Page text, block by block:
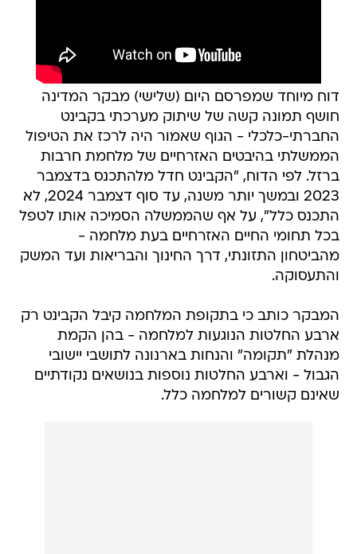
דוח מיוחד שמפרסם היום (שלישי) מבקר המדינה
חושף תמונה קשה של שיתוק מערכתי בקבינט
החברתי-כלכלי - הגוף שאמור היה לרכז את הטיפול
הממשלתי בהיבטים האזרחיים של מלחמת חרבות
ברזל. לפי הדוח, "הקבינט חדל מלהתכנס בדצמבר
2023 ובמשך יותר משנה, עד סוף דצמבר 2024, לא
התכנס כלל", על אף שהממשלה הסמיכה אותו לטפל
בכל תחומי החיים האזרחיים בעת מלחמה -
מהביטחון התזונתי, דרך החינוך והבריאות ועד המשק
והתעסוקה.
המבקר כותב כי בתקופת המלחמה קיבל הקבינט רק
ארבע החלטות הנוגעות למלחמה - בהן הקמת
מנהלת "תקומה" והנחות בארנונה לתושבי יישובי
הגבול - וארבע החלטות נוספות בנושאים נקודתיים
שאינם קשורים למלחמה כלל.